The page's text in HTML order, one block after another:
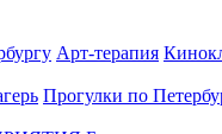
Арт-терапия
Прогулки по